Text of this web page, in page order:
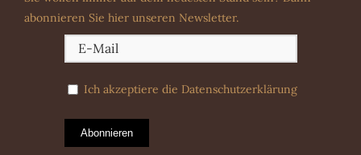
abonnieren Sie hier unseren Newsletter.
Ich akzeptiere die Datenschutzerklärung
Abonnieren